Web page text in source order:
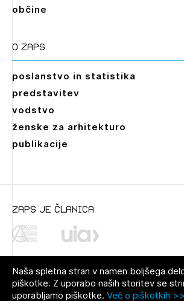
občine
O zaps
poslanstvo in statistika
predstavitev
vodstvo
ženske za arhitekturo
publikacije
zaps je članica
Naša spletna stran v namen boljšega
piškotke. Z uporabo naših storitev se
uporabljamo piškotke. Več o piškotkih >>